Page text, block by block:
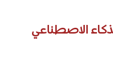
الاصطناعي